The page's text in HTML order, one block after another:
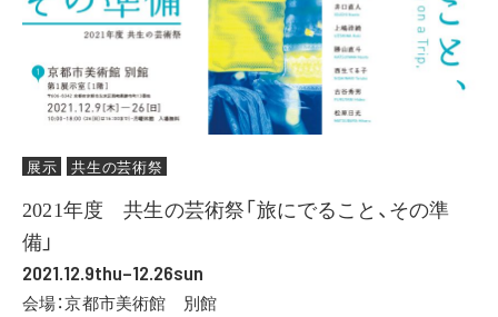
展示 共生の芸術祭
2021年度 共生の芸術祭「旅にでること、その準
備」
2021.12.9thu–12.26sun
会場：京都市美術館 別館